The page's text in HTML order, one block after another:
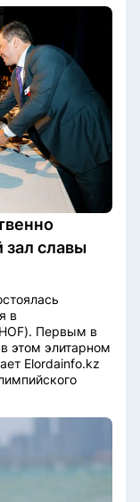
славы
в
Первым в
этом элитарном
Elordainfo.kz